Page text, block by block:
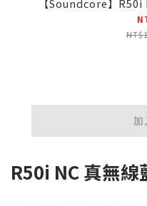
【Soundcore】R50i
加
R50i NC 真無線